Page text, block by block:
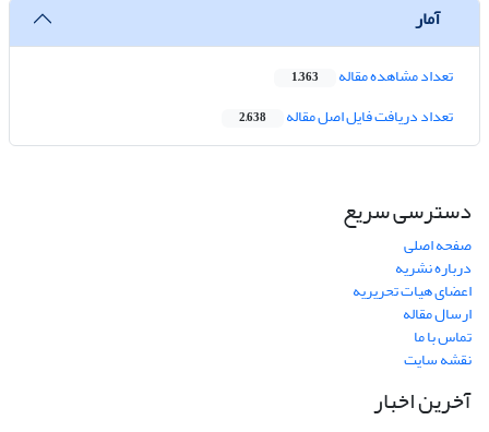
آمار
تعداد مشاهده مقاله 1,363
تعداد دریافت فایل اصل مقاله 2,638
دسترسی سریع
صفحه اصلی
درباره نشریه
اعضای هیات تحریریه
ارسال مقاله
تماس با ما
نقشه سایت
آخرین اخبار